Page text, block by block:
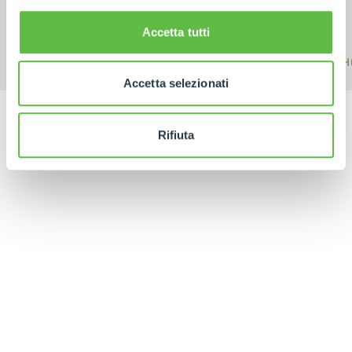
Accetta tutti
Accetta selezionati
Rifiuta
FORKS BUCKETS